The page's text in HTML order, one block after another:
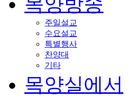
주일설교
수요설교
특별행사
찬양대
기타
목양실에서